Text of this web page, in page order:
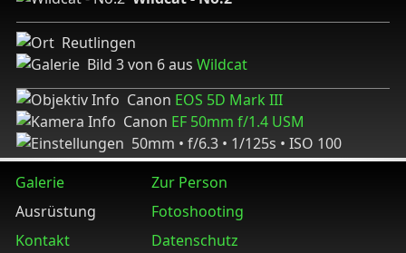
Reutlingen
Bild 3 von 6 aus Wildcat
Canon EOS 5D Mark III
Canon EF 50mm f/1.4 USM
50mm • f/6.3 • 1/125s • ISO 100
Galerie
Zur Person
Ausrüstung
Fotoshooting
Kontakt
Datenschutz